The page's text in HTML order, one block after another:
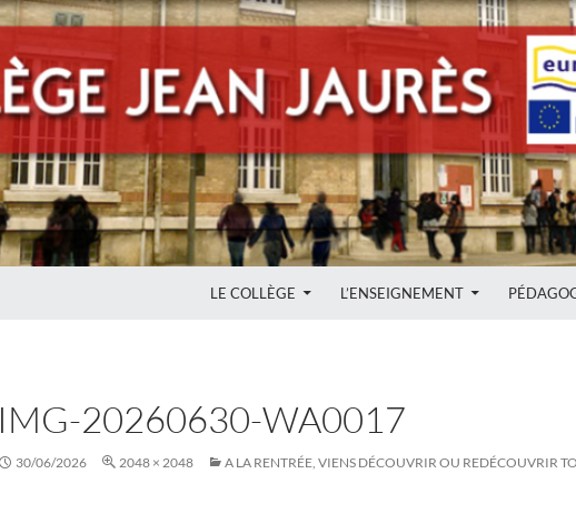
LE COLLÈGE L’ENSEIGNEMENT
IMG-20260630-WA0017
30/06/2026 2048 × 2048 A LA RENTRÉE, VIENS DÉCOUVRIR OU REDÉCOUVRIR